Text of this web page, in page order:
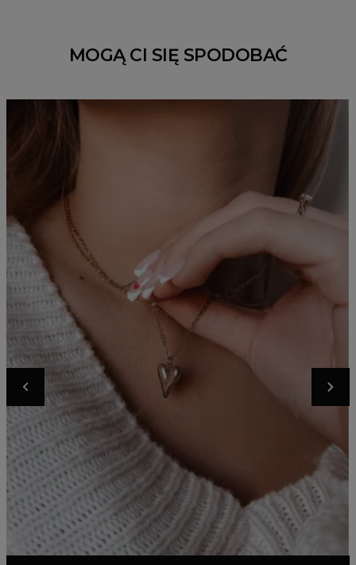
MOGĄ CI SIĘ SPODOBAĆ